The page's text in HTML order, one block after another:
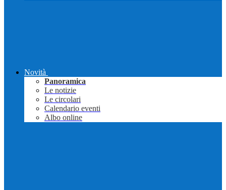
Novità
Panoramica
Le notizie
Le circolari
Calendario eventi
Albo online